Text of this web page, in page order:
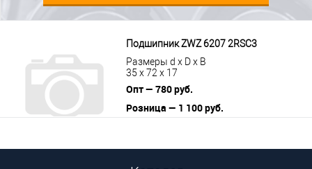
Подшипник ZWZ 6207 2RSС3
Размеры d x D x B
35 x 72 x 17
Опт — 780 руб.
Розница — 1 100 руб.